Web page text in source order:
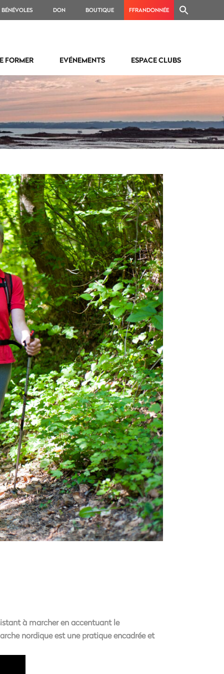
BÉNÉVOLES DON BOUTIQUE FFRANDONNÉE
FORMER EVÉNEMENTS ESPACE CLUBS
à marcher en accentuant le
nordique est une pratique encadrée et